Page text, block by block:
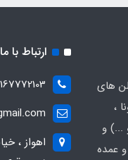
های
،
...) و
عمده
ارتباط با ما
09167772103 ،
اهواز ،